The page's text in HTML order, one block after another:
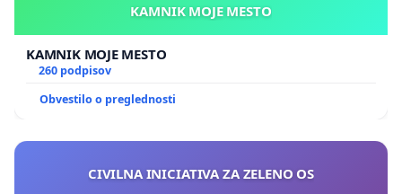
KAMNIK MOJE MESTO
KAMNIK MOJE MESTO
260 podpisov
Obvestilo o preglednosti
CIVILNA INICIATIVA ZA ZELENO OS